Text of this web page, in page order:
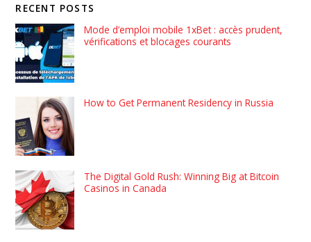
RECENT POSTS
Mode d’emploi mobile 1xBet : accès prudent,
vérifications et blocages courants
How to Get Permanent Residency in Russia
The Digital Gold Rush: Winning Big at Bitcoin
Casinos in Canada